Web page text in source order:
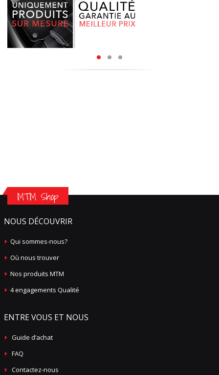
MTM Shop
NOUS DÉCOUVRIR
Qui sommes-nous?
Où nous trouver
Nos produits MTM
4 engagements Qualité
ENTRE VOUS ET NOUS
Guide d’achat
FAQ
Contactez-nous